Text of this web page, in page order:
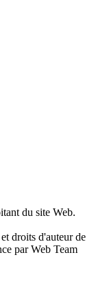
du site Web.
droits d'auteur de
par Web Team